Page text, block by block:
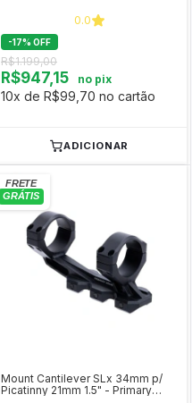
0.0
-17% OFF
R$1.199,00
R$947,15 no pix
10x de R$99,70 no cartão
ADICIONAR
Mount Cantilever SLx 34mm p/
Picatinny 21mm 1.5" - Primary